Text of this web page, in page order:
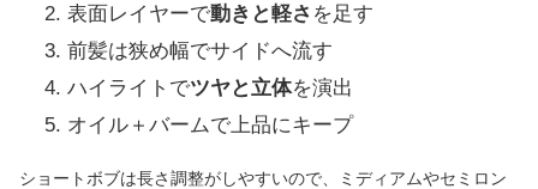
表面レイヤーで動きと軽さ を足す
前髪は狭め幅でサイドへ流す
ハイライトでツヤと立体を演出
オイル＋バームで上品にキープ
ショートボブは長さ調整がしやすいので、ミディアムやセミロン